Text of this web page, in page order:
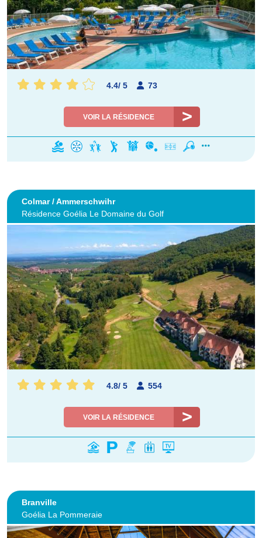
4.4/ 5 73
VOIR LA RÉSIDENCE
Colmar / Ammerschwihr
Résidence Goélia Le Domaine du Golf
4.8/ 5 554
VOIR LA RÉSIDENCE
Branville
Goélia La Pommeraie